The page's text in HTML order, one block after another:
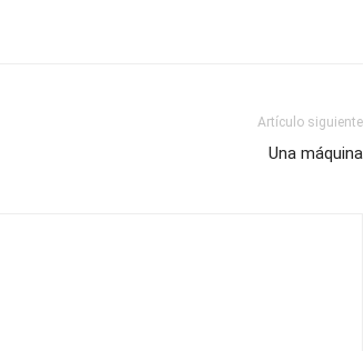
Artículo siguiente
Una máquina